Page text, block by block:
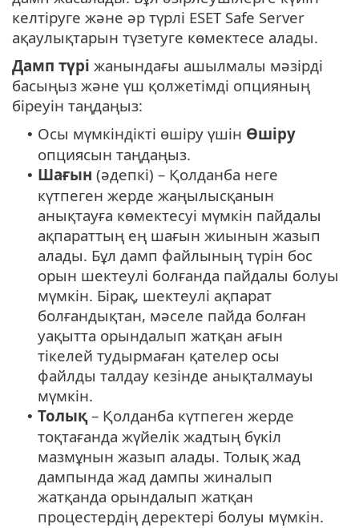
келтіруге және әр түрлі ESET Safe Server
ақаулықтарын түзетуге көмектесе алады.
Дамп түрі жанындағы ашылмалы мәзірді
басыңыз және үш қолжетімді опцияның
біреуін таңдаңыз:
• Осы мүмкіндікті өшіру үшін Өшіру
опциясын таңдаңыз.
• Шағын (әдепкі) – Қолданба неге
күтпеген жерде жаңылысқанын
анықтауға көмектесуі мүмкін пайдалы
ақпараттың ең шағын жиынын жазып
алады. Бұл дамп файлының түрін бос
орын шектеулі болғанда пайдалы болуы
мүмкін. Бірақ, шектеулі ақпарат
болғандықтан, мәселе пайда болған
уақытта орындалып жатқан ағын
тікелей тудырмаған қателер осы
файлды талдау кезінде анықталмауы
мүмкін.
• Толық– Қолданба күтпеген жерде
тоқтағанда жүйелік жадтың бүкіл
мазмұнын жазып алады. Толық жад
дампында жад дампы жиналып
жатқанда орындалып жатқан
процестердің деректері болуы мүмкін.